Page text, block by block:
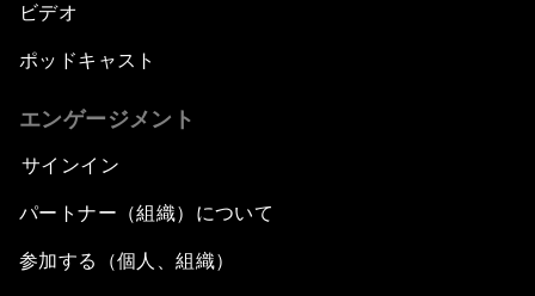
ビデオ
ポッドキャスト
エンゲージメント
サインイン
パートナー（組織）について
参加する（個人、組織）